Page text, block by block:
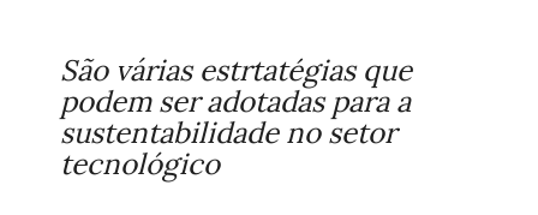
São várias estrtatégias que
podem ser adotadas para a
sustentabilidade no setor
tecnológico